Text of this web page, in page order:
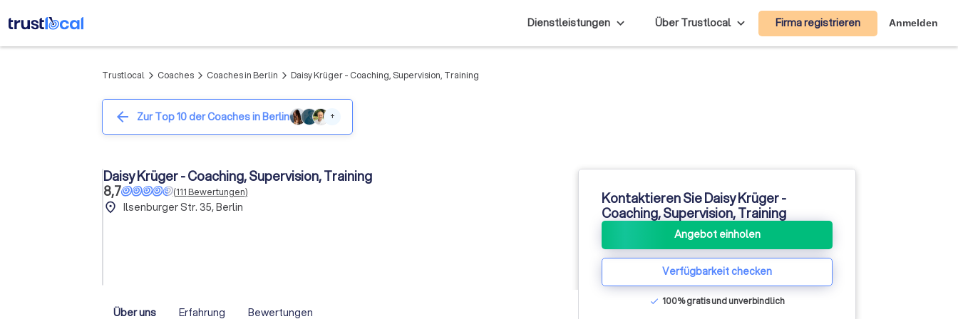
Dienstleistungen Über Trustlocal Firma registrieren Anmelden
Trustlocal arrow_forward_ios Coaches arrow_forward_ios Coaches in Berlin arrow_forward_ios Daisy Krüger - Coaching, Supervision, Training
arrow_back Zur Top 10 der Coaches in Berlin +
Daisy Krüger - Coaching, Supervision, Training
8,7
(111Bewertungen)
place Ilsenburger Str. 35, Berlin
Über uns Erfahrung Bewertungen
Kontaktieren Sie Daisy Krüger -
Coaching, Supervision, Training
Angebot einholen
Verfügbarkeit checken
check 100% gratis und unverbindlich